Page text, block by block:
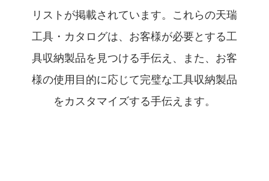
リストが掲載されています。これらの天瑞
工具・カタログは、お客様が必要とする工
具収納製品を見つける手伝え、また、お客
様の使用目的に応じて完璧な工具収納製品
をカスタマイズする手伝えます。